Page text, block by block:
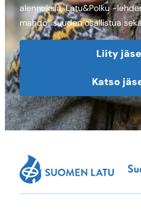
alennuksia, Latu&Polku -
mahdollisuuden osallistua
Liity
Katso